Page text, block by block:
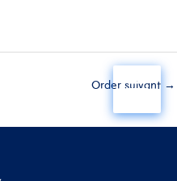
Order suivant →